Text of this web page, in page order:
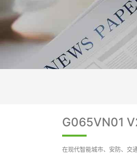
G065VN01
在现代智能城市、安防、交